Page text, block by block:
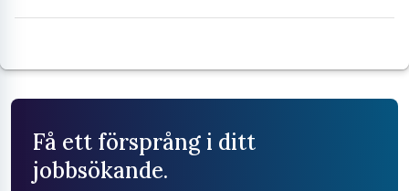
Få ett försprång i ditt
jobbsökande.